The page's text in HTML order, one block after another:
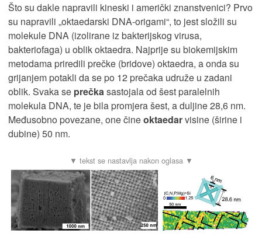
Što su dakle napravili kineski i američki znanstvenici? Prvo
su napravili „oktaedarski DNA-origami“, to jest složili su
molekule DNA (izolirane iz bakterijskog virusa,
bakteriofaga) u oblik oktaedra. Najprije su biokemijskim
metodama priredili prečke (bridove) oktaedra, a onda su
grijanjem potakli da se po 12 prečaka udruže u zadani
oblik. Svaka se prečkasastojala od šest paralelnih
molekula DNA, te je bila promjera šest, a duljine 28,6 nm.
Međusobno povezane, one čineoktaedarvisine (širine i
dubine) 50 nm.